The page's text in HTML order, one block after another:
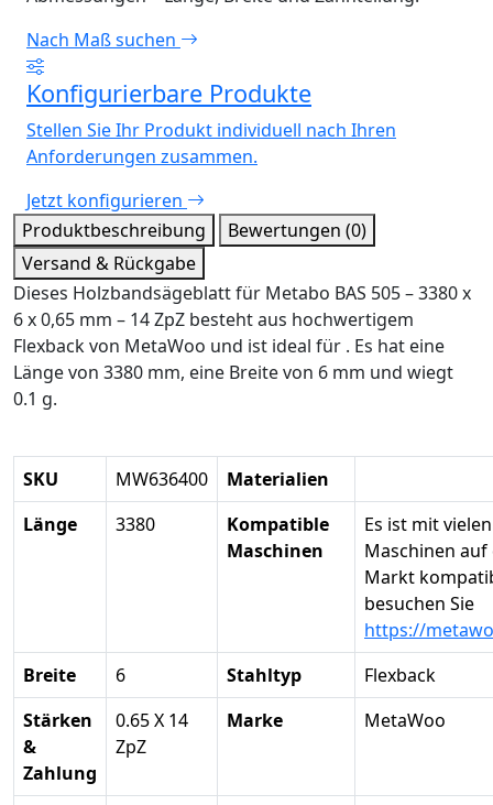
Nach Maß suchen
Konfigurierbare Produkte
Stellen Sie Ihr Produkt individuell nach Ihren
Anforderungen zusammen.
Jetzt konfigurieren
Produktbeschreibung
Bewertungen (0)
Versand & Rückgabe
Dieses Holzbandsägeblatt für Metabo BAS 505 – 3380 x
6 x 0,65 mm – 14 ZpZ besteht aus hochwertigem
Flexback von MetaWoo und ist ideal für . Es hat eine
Länge von 3380 mm, eine Breite von 6 mm und wiegt
0.1 g.
SKU MW636400
Materialien
Länge
3380
Kompatible
Maschinen
Es ist mit vielen
Maschinen auf
Markt
besuchen Sie
https://
Breite
6 Stahltyp
Flexback
Stärken
&
Zahlung
0.65 X 14
ZpZ
Marke MetaWoo